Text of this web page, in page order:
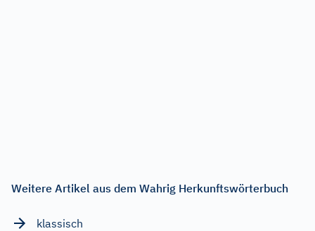
Weitere Artikel aus dem Wahrig Herkunftswörterbuch
klassisch